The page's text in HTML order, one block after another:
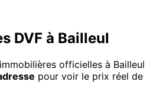
DVF à Bailleul
officielles à Bailleul
pour voir le prix réel de